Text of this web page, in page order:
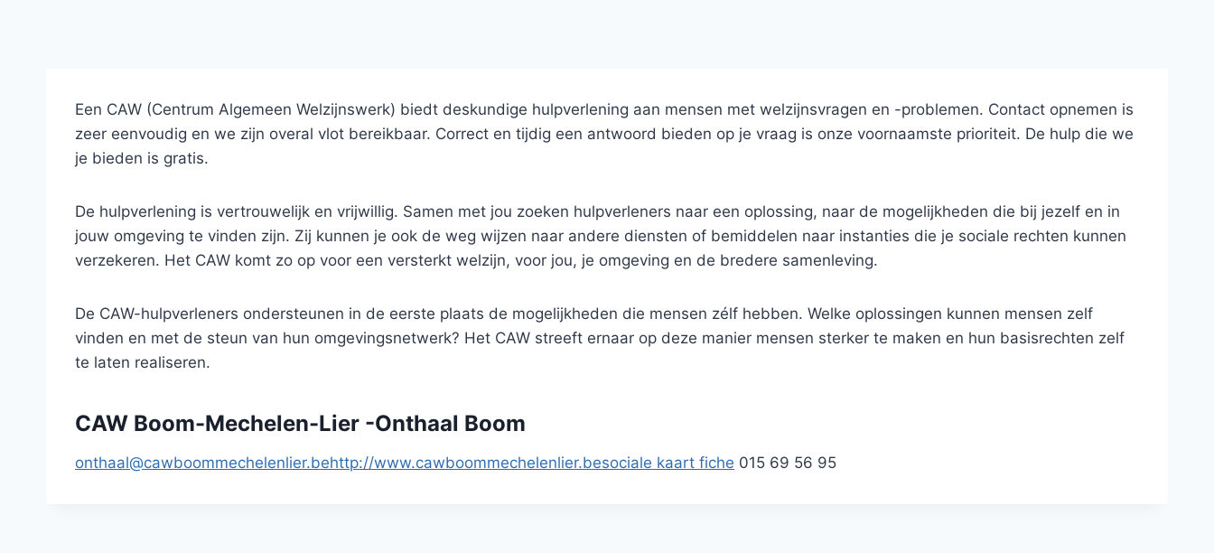
Een CAW (Centrum Algemeen Welzijnswerk) biedt deskundige hulpverlening aan mensen met welzijnsvragen en -problemen. Contact opnemen is
zeer eenvoudig en we zijn overal vlot bereikbaar. Correct en tijdig een antwoord bieden op je vraag is onze voornaamste prioriteit. De hulp die we
je bieden is gratis.
De hulpverlening is vertrouwelijk en vrijwillig. Samen met jou zoeken hulpverleners naar een oplossing, naar de mogelijkheden die bij jezelf en in
jouw omgeving te vinden zijn. Zij kunnen je ook de weg wijzen naar andere diensten of bemiddelen naar instanties die je sociale rechten kunnen
verzekeren. Het CAW komt zo op voor een versterkt welzijn, voor jou, je omgeving en de bredere samenleving.
De CAW-hulpverleners ondersteunen in de eerste plaats de mogelijkheden die mensen zélf hebben. Welke oplossingen kunnen mensen zelf
vinden en met de steun van hun omgevingsnetwerk? Het CAW streeft ernaar op deze manier mensen sterker te maken en hun basisrechten zelf
te laten realiseren.
CAW Boom-Mechelen-Lier -Onthaal Boom
onthaal@cawboommechelenlier.behttp://www.cawboommechelenlier.besociale kaart fiche 015 69 56 95